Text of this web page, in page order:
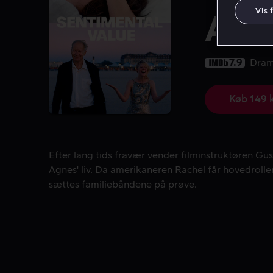
7.9
Køb 149
Efter lang tids fravær vender filminstruktøren
Efter lang tids fravær vender filminstruktøren
Agnes' liv. Da amerikaneren Rachel får
sættes familiebåndene på prøve.
Vis